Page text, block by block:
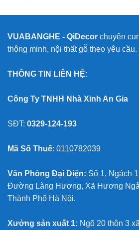
VUABANGHE - QiDecor chuyên
thông minh, nội thất gỗ theo yêu cầu.
THÔNG TIN LIÊN HỆ:
Công Ty TNHH Nhà Xinh An Gia
SĐT: 0329-124-193
Mã Số Thuế: 0110782039
Văn Phòng Đại Diện: Số 1, Ngách
Đường Làng Hương, Xã Hương
Thành Phố Hà Nội.
Xưởng sản xuất 1: Ngõ 20 thôn 3